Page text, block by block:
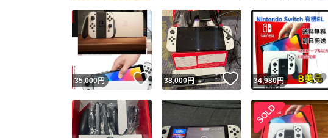
35,000円 いいね！
38,000円 いいね！
34,980円